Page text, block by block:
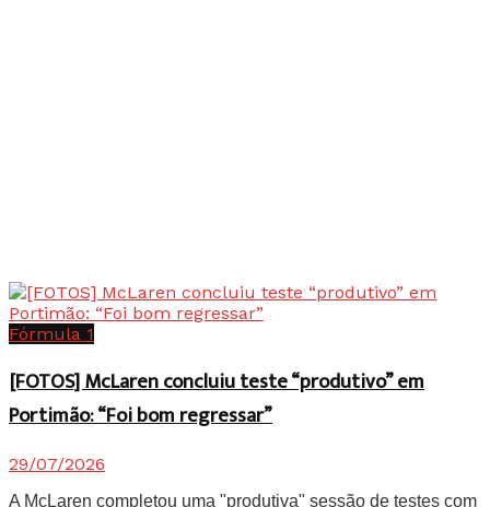
Fórmula 1
[FOTOS] McLaren concluiu teste “produtivo” em
Portimão: “Foi bom regressar”
29/07/2026
A McLaren completou uma "produtiva" sessão de testes com